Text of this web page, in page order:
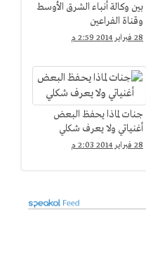
بين وكالة أنباء الشرق الأوسط
وقناة الفراعين
28 فبراير 2014 2:59 م
جنات لماذا يحفظ البعض
أغنياتي ولا يعرف شكلي
28 فبراير 2014 2:03 م